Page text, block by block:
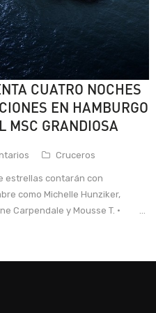
CUATRO NOCHES
EN HAMBURGO
MSC GRANDIOSA
Cruceros
estrellas contarán con
como Michelle Hunziker,
Carpendale y Mousse T. · ...